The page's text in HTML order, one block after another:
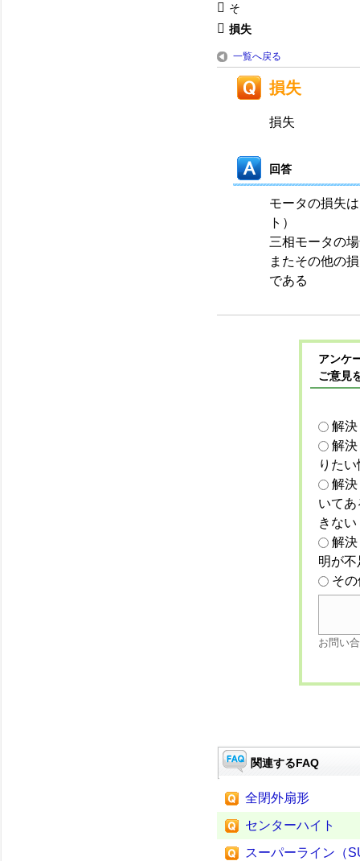
そ
損失
一覧へ戻る
損失
損失
回答
モータの損失
ト）
三相モータの
またその他の
である
アンケ
ご意見
解
解
りた
解
いて
きない
解
明が
そ
お問い
関連するFAQ
全閉外扇形
センターハイト
スーパーライン（